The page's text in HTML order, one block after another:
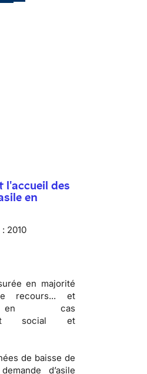
l'accueil des
en
2010
en majorité
recours... et
en cas
social et
de baisse de
demande d’asile